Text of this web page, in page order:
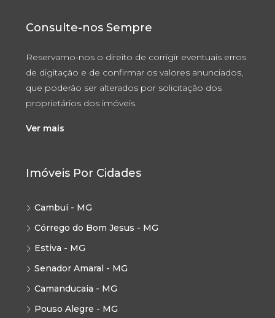
Consulte-nos Sempre
Reservamo-nos o direito de corrigir eventuais erros
de digitação e de confirmar os valores anunciados,
que poderão ser alterados por solicitação dos
proprietários dos imóveis.
Ver mais
Imóveis Por Cidades
Cambuí - MG
Córrego do Bom Jesus - MG
Estiva - MG
Senador Amaral - MG
Camanducaia - MG
Pouso Alegre - MG